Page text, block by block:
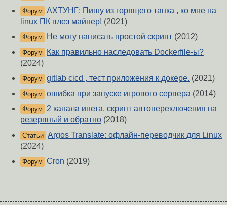
Форум АХТУНГ: Пишу из горящего танка , ко мне на
linux ПК влез майнер! (2021)
Форум Не могу написать простой скрипт (2012)
Форум
Как правильно наследовать Dockerfile-ы?
(2024)
Форум gitlab cicd , тест приложения к докере. (2021)
Форум ошибка при запуске игрового сервера (2014)
Форум
2 канала инета, скрипт автопереключения на
резервный и обратно (2018)
Статьи Argos Translate: офлайн-переводчик для Linux
(2024)
Форум Cron (2019)